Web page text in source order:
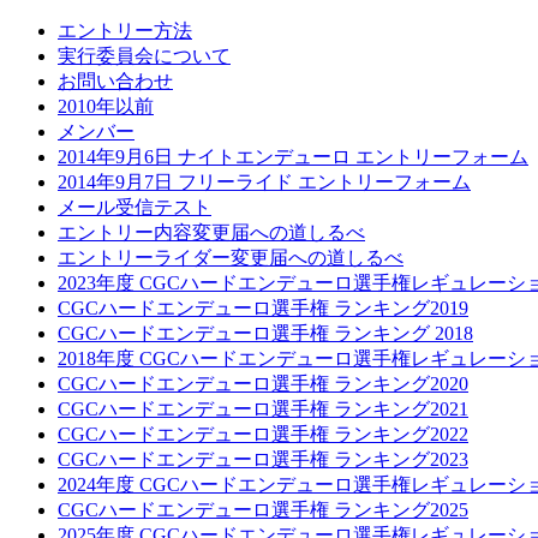
エントリー方法
実行委員会について
お問い合わせ
2010年以前
メンバー
2014年9月6日 ナイトエンデューロ エントリーフォーム
2014年9月7日 フリーライド エントリーフォーム
メール受信テスト
エントリー内容変更届への道しるべ
エントリーライダー変更届への道しるべ
2023年度 CGCハードエンデューロ選手権レギュレーシ
CGCハードエンデューロ選手権 ランキング2019
CGCハードエンデューロ選手権 ランキング 2018
2018年度 CGCハードエンデューロ選手権レギュレーシ
CGCハードエンデューロ選手権 ランキング2020
CGCハードエンデューロ選手権 ランキング2021
CGCハードエンデューロ選手権 ランキング2022
CGCハードエンデューロ選手権 ランキング2023
2024年度 CGCハードエンデューロ選手権レギュレーシ
CGCハードエンデューロ選手権 ランキング2025